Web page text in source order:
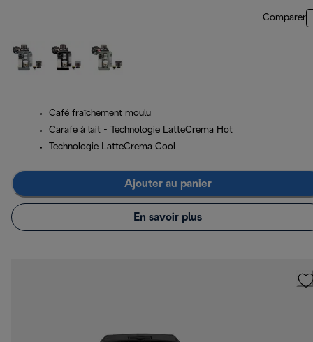
Comparer
Café fraîchement moulu
Carafe à lait - Technologie LatteCrema Hot
Technologie LatteCrema Cool
Ajouter au panier
En savoir plus